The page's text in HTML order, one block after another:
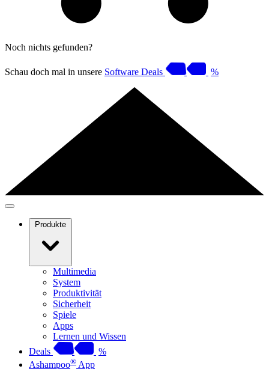
Noch nichts gefunden?
Schau doch mal in unsere Software Deals %
Produkte
Multimedia
System
Produktivität
Sicherheit
Spiele
Apps
Lernen und Wissen
Deals
%
Ashampoo® App